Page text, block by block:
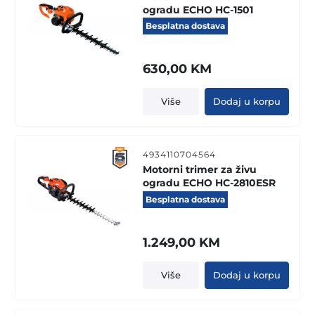
ogradu ECHO HC-1501
Besplatna dostava
630,00 KM
Više Dodaj u korpu
4934110704564
Motorni trimer za živu
ogradu ECHO HC-2810ESR
Besplatna dostava
1.249,00 KM
Više Dodaj u korpu